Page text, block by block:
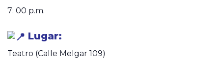
7: 00 p.m.
Lugar:
Teatro (Calle Melgar 109)